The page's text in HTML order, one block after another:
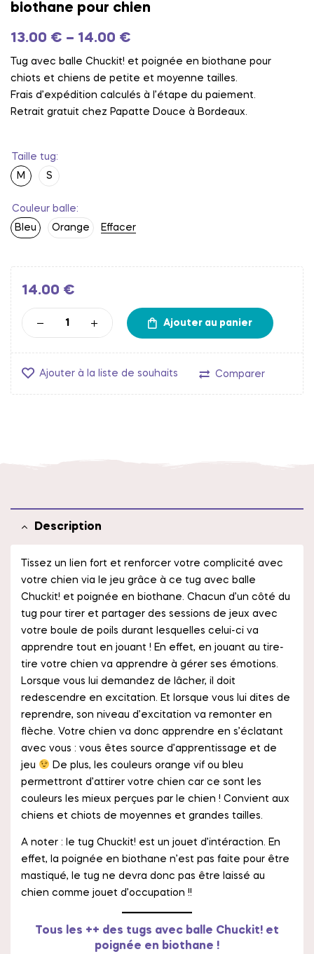
biothane pour chien
13.00 € – 14.00 €
Tug avec balle Chuckit! et poignée en biothane pour
chiots et chiens de petite et moyenne tailles.
Frais d’expédition calculés à l’étape du paiement.
Retrait gratuit chez Papatte Douce à Bordeaux.
Taille tug
M
S
Couleur balle
Bleu
Orange Effacer
14.00 €
Ajouter au panier
Ajouter à la liste de souhaits Comparer
Description
Tissez un lien fort et renforcer votre complicité avec
votre chien via le jeu grâce à ce tug avec balle
Chuckit! et poignée en biothane. Chacun d’un côté du
tug pour tirer et partager des sessions de jeux avec
votre boule de poils durant lesquelles celui-ci va
apprendre tout en jouant ! En effet, en jouant au tire-
tire votre chien va apprendre à gérer ses émotions.
Lorsque vous lui demandez de lâcher, il doit
redescendre en excitation. Et lorsque vous lui dites de
reprendre, son niveau d’excitation va remonter en
flèche. Votre chien va donc apprendre en s’éclatant
avec vous : vous êtes source d’apprentissage et de
jeu
De plus, les couleurs orange vif ou bleu
permettront d’attirer votre chien car ce sont les
couleurs les mieux perçues par le chien ! Convient aux
chiens et chiots de moyennes et grandes tailles.
A noter : le tug Chuckit! est un jouet d’intéraction. En
effet, la poignée en biothane n’est pas faite pour être
mastiqué, le tug ne devra donc pas être laissé au
chien comme jouet d’occupation !!
Tous les ++ des tugs avec balle Chuckit! et
poignée en biothane !